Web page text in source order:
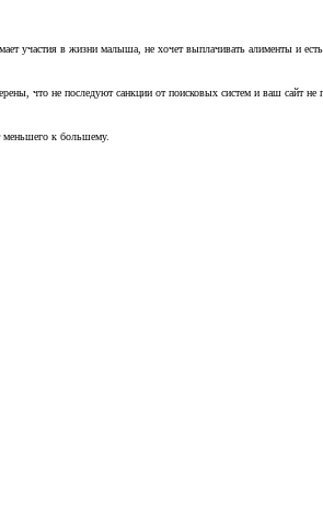
участия в жизни малыша, не хочет выплачивать алименты и
что не последуют санкции от поисковых систем и ваш сайт не
меньшего к большему.